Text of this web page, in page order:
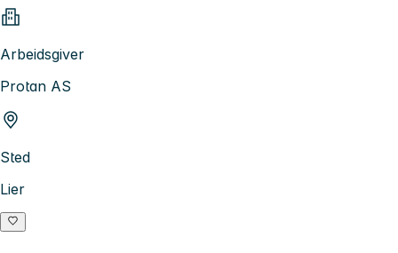
Arbeidsgiver
Protan AS
Sted
Lier